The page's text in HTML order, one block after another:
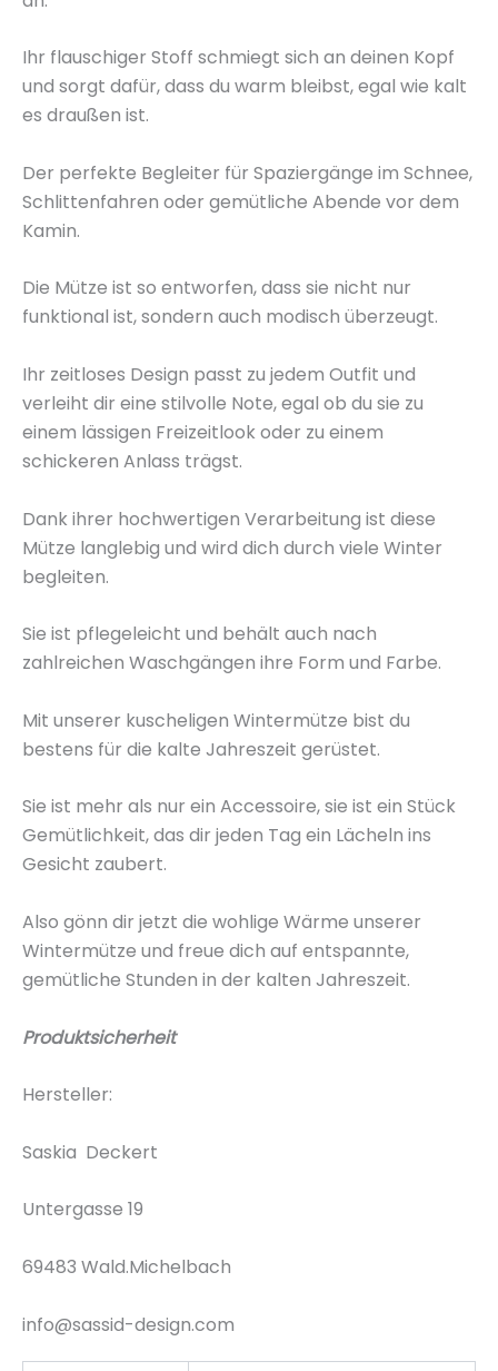
Ihr flauschiger Stoff schmiegt sich an deinen Kopf
und sorgt dafür, dass du warm bleibst, egal wie kalt
es draußen ist.
Der perfekte Begleiter für Spaziergänge im Schnee,
Schlittenfahren oder gemütliche Abende vor dem
Kamin.
Die Mütze ist so entworfen, dass sie nicht nur
funktional ist, sondern auch modisch überzeugt.
Ihr zeitloses Design passt zu jedem Outfit und
verleiht dir eine stilvolle Note, egal ob du sie zu
einem lässigen Freizeitlook oder zu einem
schickeren Anlass trägst.
Dank ihrer hochwertigen Verarbeitung ist diese
Mütze langlebig und wird dich durch viele Winter
begleiten.
Sie ist pflegeleicht und behält auch nach
zahlreichen Waschgängen ihre Form und Farbe.
Mit unserer kuscheligen Wintermütze bist du
bestens für die kalte Jahreszeit gerüstet.
Sie ist mehr als nur ein Accessoire, sie ist ein Stück
Gemütlichkeit, das dir jeden Tag ein Lächeln ins
Gesicht zaubert.
Also gönn dir jetzt die wohlige Wärme unserer
Wintermütze und freue dich auf entspannte,
gemütliche Stunden in der kalten Jahreszeit.
Produktsicherheit
Hersteller:
Saskia Deckert
Untergasse 19
69483 Wald.Michelbach
info@sassid-design.com